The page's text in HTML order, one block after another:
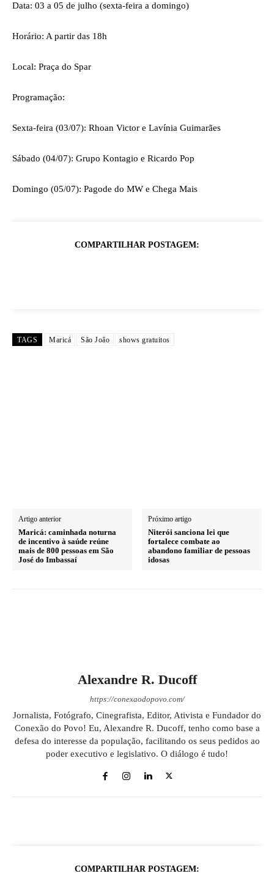
Data: 03 a 05 de julho (sexta-feira a domingo)
Horário: A partir das 18h
Local: Praça do Spar
Programação:
Sexta-feira (03/07): Rhoan Victor e Lavínia Guimarães
Sábado (04/07): Grupo Kontagio e Ricardo Pop
Domingo (05/07): Pagode do MW e Chega Mais
COMPARTILHAR POSTAGEM:
TAGS Maricá São João shows gratuitos
Artigo anterior
Maricá: caminhada noturna
de incentivo à saúde reúne
mais de 800 pessoas em São
José do Imbassaí
Próximo artigo
Niterói sanciona lei que
fortalece combate ao
abandono familiar de pessoas
idosas
Alexandre R. Ducoff
https://conexaodopovo.com/
Jornalista, Fotógrafo, Cinegrafista, Editor, Ativista e Fundador do
Conexão do Povo! Eu, Alexandre R. Ducoff, tenho como base a
defesa do interesse da população, facilitando os seus pedidos ao
poder executivo e legislativo. O diálogo é tudo!
COMPARTILHAR POSTAGEM: